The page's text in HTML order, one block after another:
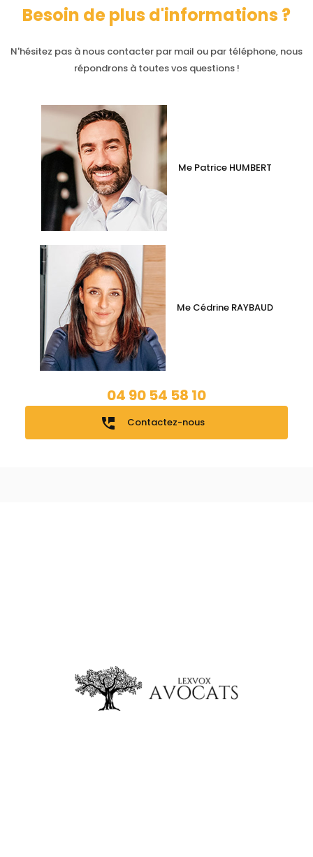
Besoin de plus d'informations ?
N'hésitez pas à nous contacter par mail ou par téléphone, nous
répondrons à toutes vos questions !
Me Patrice HUMBERT
Me Cédrine RAYBAUD
04 90 54 58 10
perm_phone_msg Contactez-nous